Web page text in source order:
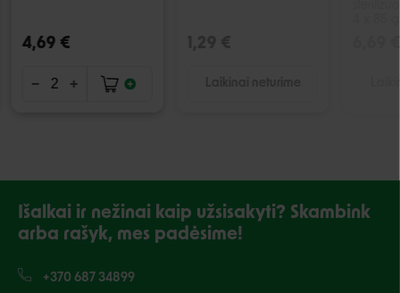
4,69 €
Išalkai ir nežinai kaip užsisakyti? Skambink
arba rašyk, mes padėsime!
+370 687 34899